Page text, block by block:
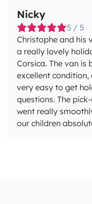
Nicky
5 / 5
Christophe and his
a really lovely
Corsica. The van is
excellent condition,
very easy to get
questions. The
went really
our children